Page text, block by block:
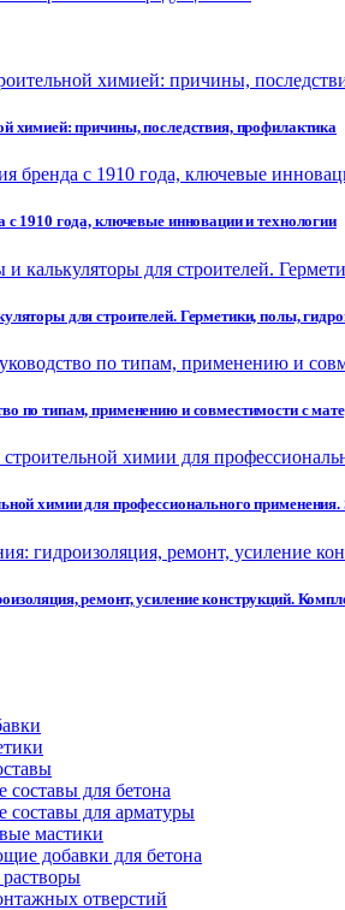
химией: причины, последствия, профилактика
1910 года, ключевые инновации и технологии
для строителей. Герметики, полы,
по типам, применению и совместимости с
химии для профессионального
ремонт, усиление конструкций.
составы для бетона
составы для арматуры
мастики
добавки для бетона
отверстий